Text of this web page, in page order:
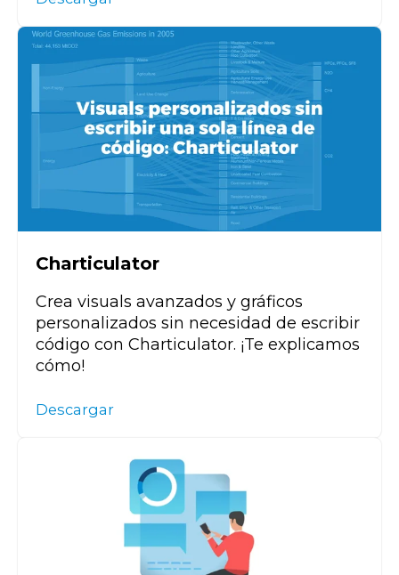
Charticulator
Crea visuals avanzados y gráficos
personalizados sin necesidad de escribir
código con Charticulator. ¡Te explicamos
cómo!
Descargar